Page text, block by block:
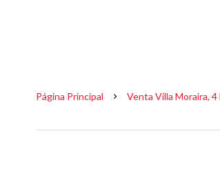
Página Principal Venta Villa Moraira,